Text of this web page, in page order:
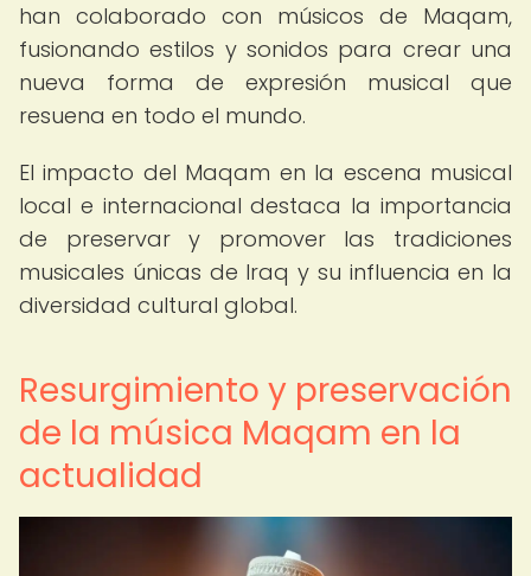
han colaborado con músicos de Maqam,
fusionando estilos y sonidos para crear una
nueva forma de expresión musical que
resuena en todo el mundo.
El impacto del Maqam en la escena musical
local e internacional destaca la importancia
de preservar y promover las tradiciones
musicales únicas de Iraq y su influencia en la
diversidad cultural global.
Resurgimiento y preservación
de la música Maqam en la
actualidad